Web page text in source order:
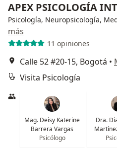
APEX PSICOLOGÍA
Psicología, Neuropsicología,
más
11 opiniones
Calle 52 #20-15, Bogotá •
Visita Psicología
Mag. Deisy Katerine
Barrera Vargas
Psicólogo
Dra.